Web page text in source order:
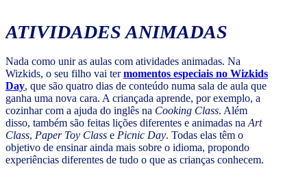
ATIVIDADES ANIMADAS
Nada como unir as aulas com atividades animadas. Na
Wizkids, o seu filho vai termomentos especiais no Wizkids
Day, que são quatro dias de conteúdo numa sala de aula que
ganha uma nova cara. A criançada aprende, por exemplo, a
cozinhar com a ajuda do inglês na Cooking Class. Além
disso, também são feitas lições diferentes e animadas na Art
Class, Paper Toy Class e Picnic Day. Todas elas têm o
objetivo de ensinar ainda mais sobre o idioma, propondo
experiências diferentes de tudo o que as crianças conhecem.